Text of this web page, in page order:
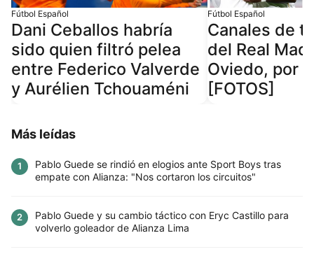
Fútbol Español
Dani Ceballos habría
sido quien filtró pelea
entre Federico Valverde
y Aurélien Tchouaméni
Fútbol Español
Canales de
del Real
Oviedo, por
[FOTOS]
Más leídas
1
Pablo Guede se rindió en elogios ante Sport Boys tras
empate con Alianza: "Nos cortaron los circuitos"
2
Pablo Guede y su cambio táctico con Eryc Castillo para
volverlo goleador de Alianza Lima